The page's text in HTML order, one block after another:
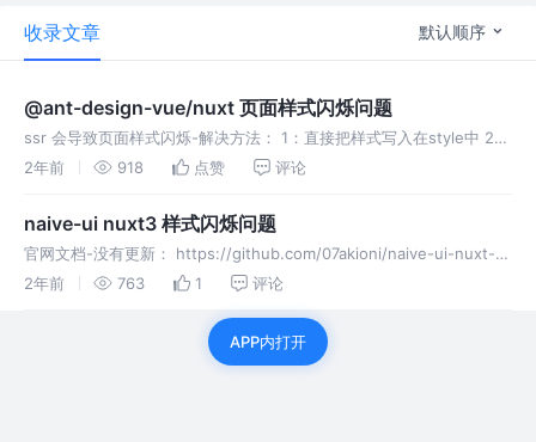
收录文章 默认顺序
@ant-design-vue/nuxt 页面样式闪烁问题
ssr 会导致页面样式闪烁-解决方法： 1：直接把样式写入在style中 2：
把样式抽离写入在css文件中；然后引入css文件
2年前 918 点赞 评论
naive-ui nuxt3 样式闪烁问题
官网文档-没有更新： https://github.com/07akioni/naive-ui-nuxt-
demo/blob/main/plugins/naive-ui.ts 方法-1.生成独立css
2年前 763 1 评论
APP内打开